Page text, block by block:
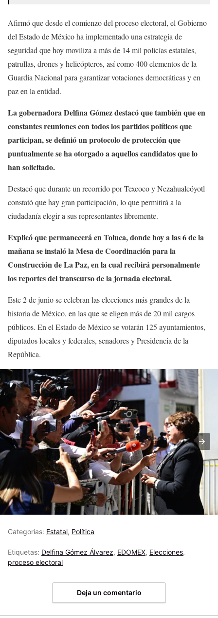
Afirmó que desde el comienzo del proceso electoral, el Gobierno
del Estado de México ha implementado una estrategia de
seguridad que hoy moviliza a más de 14 mil policías estatales,
patrullas, drones y helicópteros, así como 400 elementos de la
Guardia Nacional para garantizar votaciones democráticas y en
paz en la entidad.
La gobernadora Delfina Gómez destacó que también que en
constantes reuniones con todos los partidos políticos que
participan, se definió un protocolo de protección que
puntualmente se ha otorgado a aquellos candidatos que lo
han solicitado.
Destacó que durante un recorrido por Texcoco y Nezahualcóyotl
constató que hay gran participación, lo que permitirá a la
ciudadanía elegir a sus representantes libremente.
Explicó que permanecerá en Toluca, donde hoy a las 6 de la
mañana se instaló la Mesa de Coordinación para la
Construcción de La Paz, en la cual recibirá personalmente
los reportes del transcurso de la jornada electoral.
Este 2 de junio se celebran las elecciones más grandes de la
historia de México, en las que se eligen más de 20 mil cargos
públicos. En el Estado de México se votarán 125 ayuntamientos,
diputados locales y federales, senadores y Presidencia de la
República.
Categorías: Estatal, Política
Etiquetas: Delfina Gómez Álvarez, EDOMEX, Elecciones,
proceso electoral
Deja un comentario